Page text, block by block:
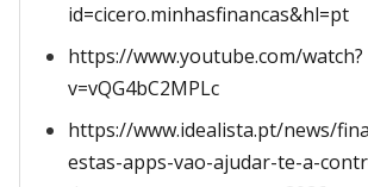
id=cicero.minhasfinancas&hl=pt
https://www.youtube.com/watch?
v=vQG4bC2MPLc
https://www.idealista.pt/news/
estas-apps-vao-ajudar-te-a-